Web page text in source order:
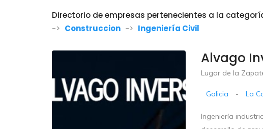
Directorio de empresas pertenecientes a la
-> Construccion -> Ingeniería Civil
Alvago
Lugar de la
Galicia - La
Ingeniería